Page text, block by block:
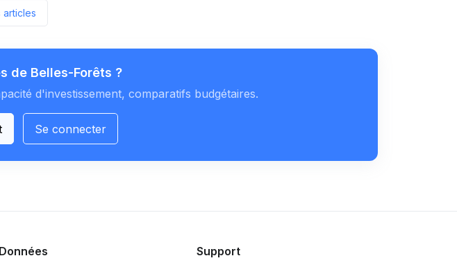
articles
de Belles-Forêts ?
d'investissement, comparatifs budgétaires.
Se connecter
Données Support